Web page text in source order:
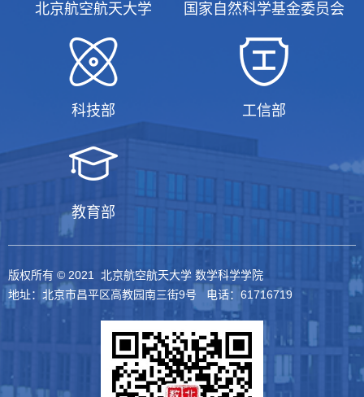
北京航空航天大学 国家自然科学基金委员会
科技部 工信部
教育部
版权所有 © 2021 北京航空航天大学 数学科学学院
地址：北京市昌平区高教园南三街9号 电话：61716719